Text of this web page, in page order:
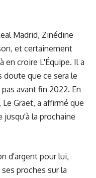
Madrid, Zinédine
et certainement
en croire L'Équipe. Il a
doute que ce sera le
avant fin 2022. En
Graet, a affirmé que
jusqu'à la prochaine
d'argent pour lui,
proches sur la